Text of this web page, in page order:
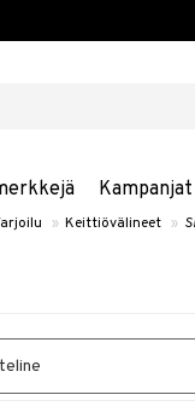
Kampanjat
» Keittiövälineet »